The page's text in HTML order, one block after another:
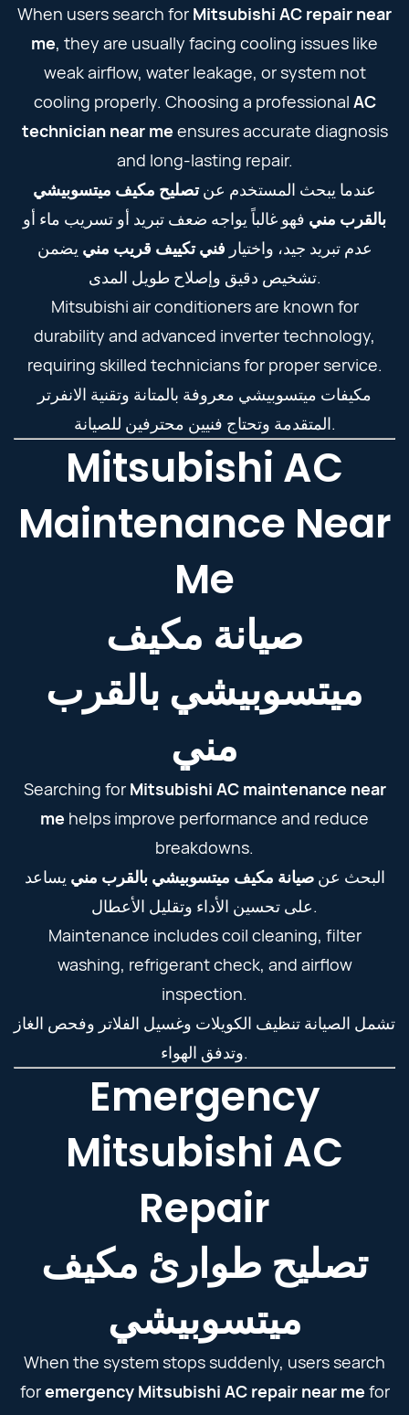
When users search for Mitsubishi AC repair near
me, they are usually facing cooling issues like
weak airflow, water leakage, or system not
cooling properly. Choosing a professional AC
technician near me ensures accurate diagnosis
and long-lasting repair.
عندما يبحث المستخدم عنتصليح مكيف ميتسوبيشي
بالقرب مني فهو غالباً يواجه ضعف تبريد أو تسريب ماء أو
عدم تبريد جيد، واختيار فني تكييف قريب مني يضمن
تشخيص دقيق وإصلاح طويل المدى.
Mitsubishi air conditioners are known for
durability and advanced inverter technology,
requiring skilled technicians for proper service.
مكيفات ميتسوبيشي معروفة بالمتانة وتقنية الانفرتر
المتقدمة وتحتاج فنيين محترفين للصيانة.
Mitsubishi AC
Maintenance Near
Me
صيانة مكيف
ميتسوبيشي بالقرب
مني
Searching for Mitsubishi AC maintenance near
me helps improve performance and reduce
breakdowns.
البحث عنصيانة مكيف ميتسوبيشي بالقرب مني يساعد
على تحسين الأداء وتقليل الأعطال.
Maintenance includes coil cleaning, filter
washing, refrigerant check, and airflow
inspection.
تشمل الصيانة تنظيف الكويلات وغسيل الفلاتر وفحص الغاز
وتدفق الهواء.
Emergency
Mitsubishi AC
Repair
تصليح طوارئ مكيف
ميتسوبيشي
When the system stops suddenly, users search
foremergency Mitsubishi AC repair near me for